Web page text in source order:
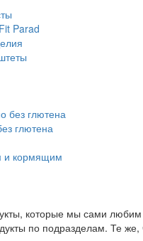
Parad
без глютена
глютена
и кормящим
которые мы сами
по подразделам. Те же,